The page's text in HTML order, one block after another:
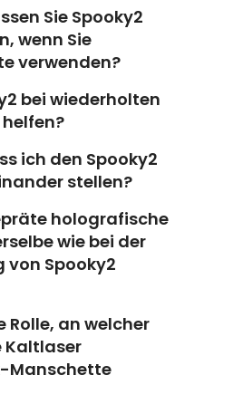
Sie Spooky2
wenn Sie
verwenden?
bei wiederholten
ich den Spooky2
stellen?
holografische
wie bei der
von Spooky2
Rolle, an welcher
Kaltlaser
Manschette